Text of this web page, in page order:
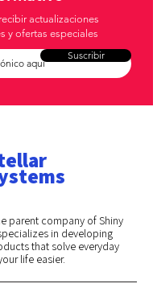
actualizaciones
y ofertas especiales
Suscribir
parent company of Shiny
in developing
that solve everyday
life easier.